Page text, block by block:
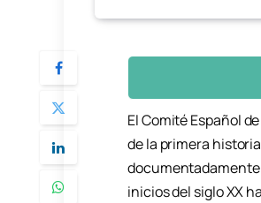
El Comité Español
de la primera
documentadamente
inicios del siglo XX